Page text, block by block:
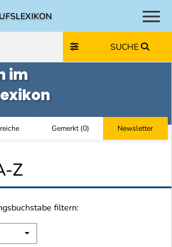
SUCHE
im
Gemerkt(0) Newsletter
Z
filtern: